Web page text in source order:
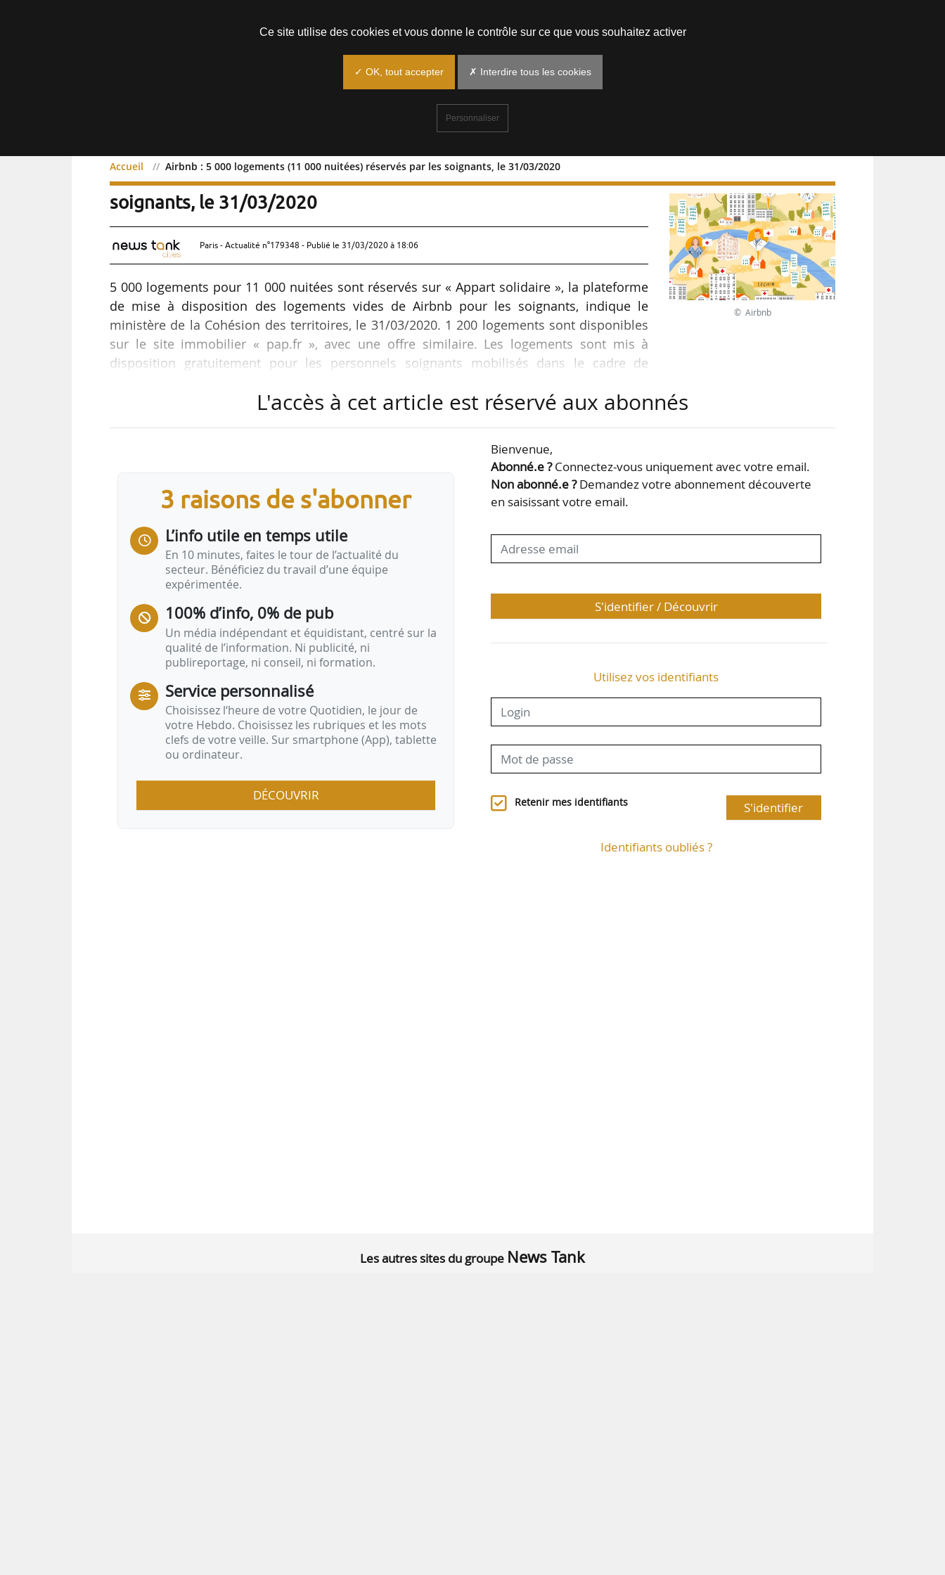
Accueil Airbnb : 5 000 logements (11 000 nuitées) réservés par les soignants, le 31/03/2020
Airbnb : 5 000 logements (11 000 nuitées) réservés par les
soignants, le 31/03/2020
Paris - Actualité n°179348 - Publié le 31/03/2020 à 18:06
5 000 logements pour 11 000 nuitées sont réservés sur « Appart solidaire », la plateforme
de mise à disposition des logements vides de Airbnb pour les soignants, indique le
ministère de la Cohésion des territoires, le 31/03/2020. 1 200 logements sont disponibles
sur le site immobilier « pap.fr », avec une offre similaire. Les logements sont mis à
disposition gratuitement pour les personnels soignants mobilisés dans le cadre de
disposition des personnels et bénévoles des centres d’hébergement d’urgence pour qui
« l’enjeu est de pouvoir assurer la continuité de présence de salariés et…
© Airbnb
L'accès à cet article est réservé aux abonnés
3 raisons de s'abonner
L’info utile en temps utile
En 10 minutes, faites le tour de l’actualité du
secteur. Bénéficiez du travail d’une équipe
expérimentée.
100% d’info, 0% de pub
Un média indépendant et équidistant, centré sur la
qualité de l’information. Ni publicité, ni
publireportage, ni conseil, ni formation.
Service personnalisé
Choisissez l‘heure de votre Quotidien, le jour de
votre Hebdo. Choisissez les rubriques et les mots
clefs de votre veille. Sur smartphone (App), tablette
ou ordinateur.
DÉCOUVRIR
Bienvenue,
Abonné.e ?Connectez-vous uniquement avec votre email.
Non abonné.e ?Demandez votre abonnement découverte
en saisissant votre email.
S'identifier / Découvrir
Utilisez vos identifiants
Retenir mes identifiants S'identifier
Identifiants oubliés ?
Les autres sites du groupe News Tank
Ce site utilise des cookies et vous donne le contrôle sur ce que vous souhaitez activer
✓ OK, tout accepter ✗ Interdire tous les cookies
Personnaliser